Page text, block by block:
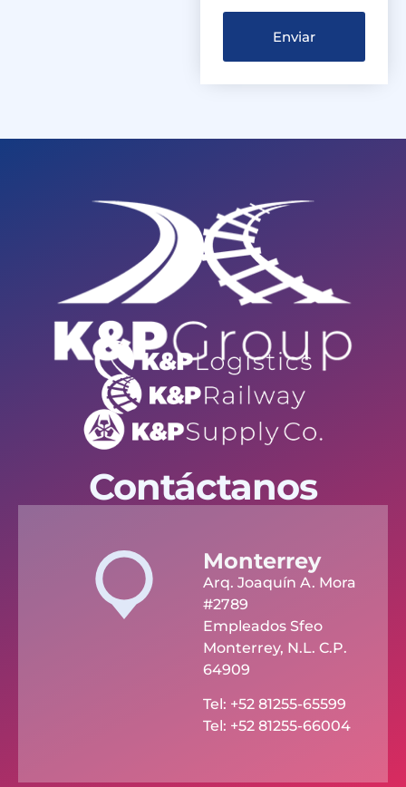
Enviar
Contáctanos
Monterrey
Arq. Joaquín A. Mora
#2789
Empleados Sfeo
Monterrey, N.L. C.P.
64909
Tel: +52 81255-65599
Tel: +52 81255-66004